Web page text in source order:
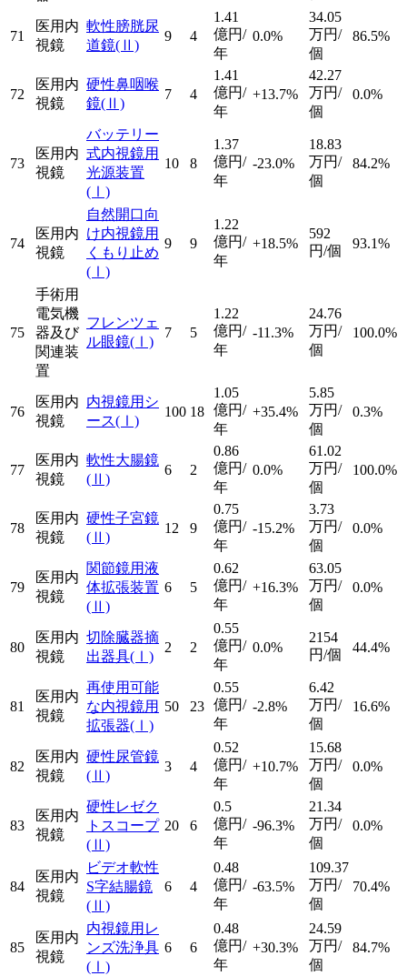
71
医用内
視鏡
軟性膀胱尿
道鏡(Ⅱ)
9 4
1.41
億円/
年
0.0%
34.05
万円/
個
86.5%
72
医用内
視鏡
硬性鼻咽喉
鏡(Ⅱ)
7 4
1.41
億円/
年
+13.7%
42.27
万円/
個
0.0%
73
医用内
視鏡
バッテリー
式内視鏡用
光源装置
(Ⅰ)
10 8
1.37
億円/
年
-23.0%
18.83
万円/
個
84.2%
74
医用内
視鏡
自然開口向
け内視鏡用
くもり止め
(Ⅰ)
9 9
1.22
億円/
年
+18.5%
592
円/個
93.1%
75
手術用
電気機
器及び
関連装
置
フレンツェ
ル眼鏡(Ⅰ)
7 5
1.22
億円/
年
-11.3%
24.76
万円/
個
100.0%
76
医用内
視鏡
内視鏡用シ
ース(Ⅰ)
100 18
1.05
億円/
年
+35.4%
5.85
万円/
個
0.3%
77
医用内
視鏡
軟性大腸鏡
(Ⅱ)
6 2
0.86
億円/
年
0.0%
61.02
万円/
個
100.0%
78
医用内
視鏡
硬性子宮鏡
(Ⅱ)
12 9
0.75
億円/
年
-15.2%
3.73
万円/
個
0.0%
79
医用内
視鏡
関節鏡用液
体拡張装置
(Ⅱ)
6 5
0.62
億円/
年
+16.3%
63.05
万円/
個
0.0%
80
医用内
視鏡
切除臓器摘
出器具(Ⅰ)
2 2
0.55
億円/
年
0.0%
2154
円/個
44.4%
81
医用内
視鏡
再使用可能
な内視鏡用
拡張器(Ⅰ)
50 23
0.55
億円/
年
-2.8%
6.42
万円/
個
16.6%
82
医用内
視鏡
硬性尿管鏡
(Ⅱ)
3 4
0.52
億円/
年
+10.7%
15.68
万円/
個
0.0%
83
医用内
視鏡
硬性レゼク
トスコープ
(Ⅱ)
20 6
0.5
億円/
年
-96.3%
21.34
万円/
個
0.0%
84
医用内
視鏡
ビデオ軟性
S字結腸鏡
(Ⅱ)
6 4
0.48
億円/
年
-63.5%
109.37
万円/
個
70.4%
85
医用内
視鏡
内視鏡用レ
ンズ洗浄具
(Ⅰ)
6 6
0.48
億円/
年
+30.3%
24.59
万円/
個
84.7%